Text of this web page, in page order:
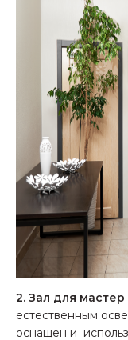
2. Зал для
естественным
оснащен и